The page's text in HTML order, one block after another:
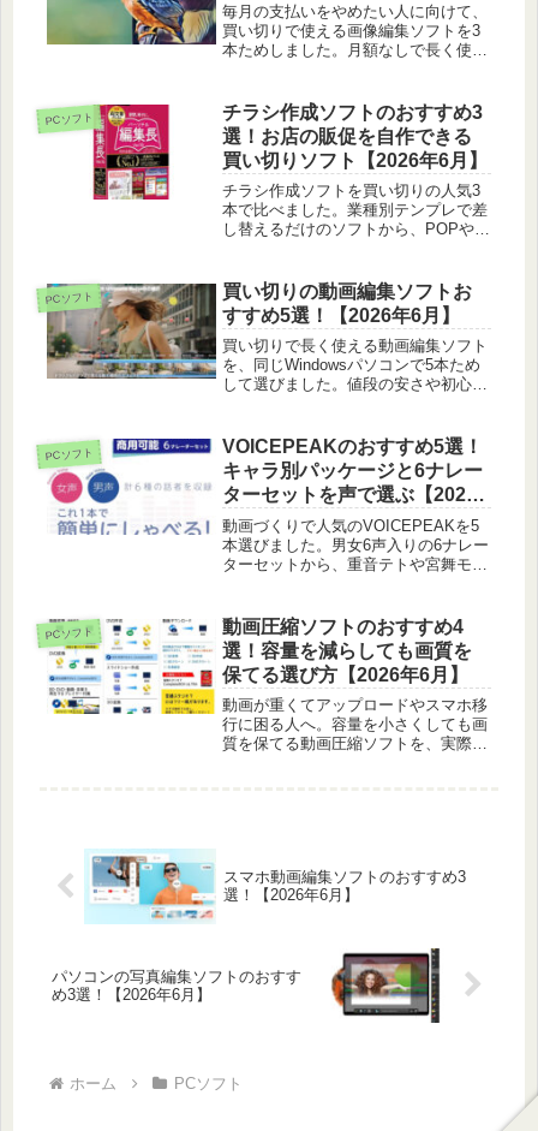
毎月の支払いをやめたい人に向けて、
買い切りで使える画像編集ソフトを3
本ためしました。月額なしで長く使え
PCソフト
チラシ作成ソフトのおすすめ3
選！お店の販促を自作できる
買い切りソフト【2026年6月】
チラシ作成ソフトを買い切りの人気3
本で比べました。業種別テンプレで差
し替えるだけのソフトから、POPや文
ます。
PCソフト
買い切りの動画編集ソフトお
すすめ5選！【2026年6月】
買い切りで長く使える動画編集ソフト
を、同じWindowsパソコンで5本ため
して選びました。値段の安さや初心者
PCソフト
VOICEPEAKのおすすめ5選！
キャラ別パッケージと6ナレー
ターセットを声で選ぶ【2026
年6月】
動画づくりで人気のVOICEPEAKを5
本選びました。男女6声入りの6ナレー
ターセットから、重音テトや宮舞モカ
ます。
PCソフト
動画圧縮ソフトのおすすめ4
選！容量を減らしても画質を
保てる選び方【2026年6月】
動画が重くてアップロードやスマホ移
行に困る人へ。容量を小さくしても画
質を保てる動画圧縮ソフトを、実際に
スマホ動画編集ソフトのおすすめ3
選！【2026年6月】
パソコンの写真編集ソフトのおすす
め3選！【2026年6月】
ホーム PCソフト